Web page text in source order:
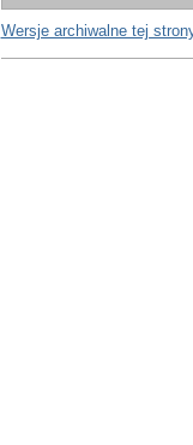
Wersje archiwalne tej